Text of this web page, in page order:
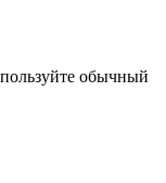
обычный